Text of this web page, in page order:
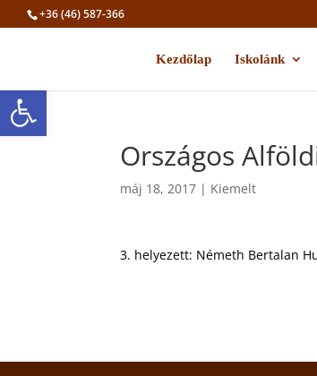
Eszköztár megnyitása
+36 (46) 587-366
Kezdőlap Iskolánk
Országos
máj 18, 2017 | Kiemelt
3. helyezett: Németh Bertalan